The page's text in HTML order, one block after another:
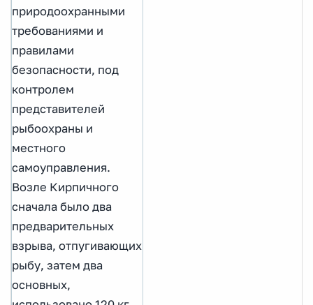
природоохранными
требованиями и
правилами
безопасности, под
контролем
представителей
рыбоохраны и
местного
самоуправления.
Возле Кирпичного
сначала было два
предварительных
взрыва, отпугивающих
рыбу, затем два
основных,